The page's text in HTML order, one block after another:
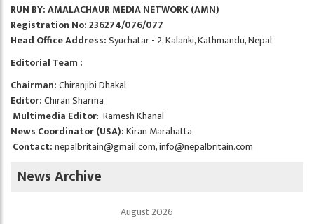
RUN BY: AMALACHAUR MEDIA NETWORK (AMN)
Registration No: 236274/076/077
Head Office Address:Syuchatar - 2, Kalanki, Kathmandu, Nepal
Editorial Team :
Chairman:Chiranjibi Dhakal
Editor:Chiran Sharma
Multimedia Editor: Ramesh Khanal
News Coordinator (USA):Kiran Marahatta
Contact:nepalbritain@gmail.com,info@nepalbritain.com
News Archive
August 2026